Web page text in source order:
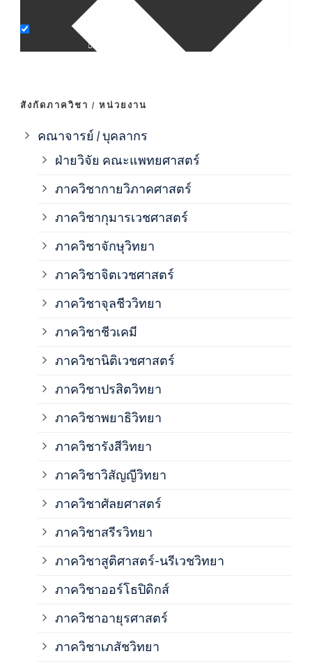
สังกัดภาควิชา / หน่วยงาน
คณาจารย์ / บุคลากร
ฝ่ายวิจัย คณะแพทยศาสตร์
ภาควิชากายวิภาคศาสตร์
ภาควิชากุมารเวชศาสตร์
ภาควิชาจักษุวิทยา
ภาควิชาจิตเวชศาสตร์
ภาควิชาจุลชีววิทยา
ภาควิชาชีวเคมี
ภาควิชานิติเวชศาสตร์
ภาควิชาปรสิตวิทยา
ภาควิชาพยาธิวิทยา
ภาควิชารังสีวิทยา
ภาควิชาวิสัญญีวิทยา
ภาควิชาศัลยศาสตร์
ภาควิชาสรีรวิทยา
ภาควิชาสูติศาสตร์-นรีเวชวิทยา
ภาควิชาออร์โธปิดิกส์
ภาควิชาอายุรศาสตร์
ภาควิชาเภสัชวิทยา